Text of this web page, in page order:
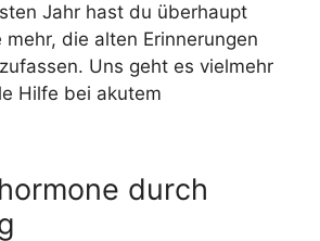
Jahr hast du überhaupt
mehr, die alten Erinnerungen
Uns geht es vielmehr
Hilfe bei akutem
durch